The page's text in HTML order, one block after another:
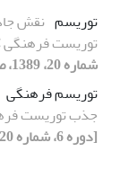
توریسم نقش
توریست
شماره 20، 1389، صفحه 121-144]
توریسم فرهنگی
جذب توریست
[دوره 6، شماره 20، 1389، صفحه 121-144]